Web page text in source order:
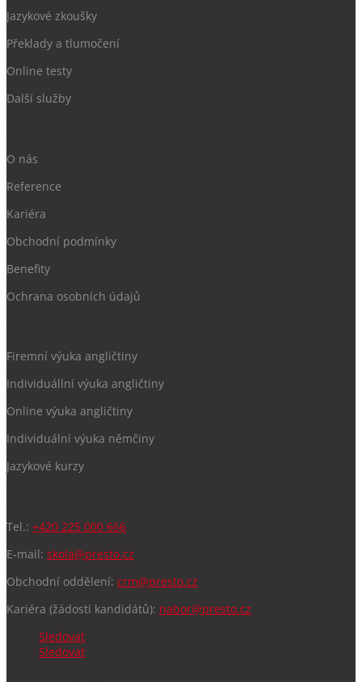
Jazykové zkoušky
Překlady a tlumočení
Online testy
Další služby
O nás
Reference
Kariéra
Obchodní podmínky
Benefity
Ochrana osobních údajů
Firemní výuka angličtiny
Individuállní výuka angličtiny
Online výuka angličtiny
Individuální výuka němčiny
Jazykové kurzy
Tel.: +420 225 000 666
E-mail: skola@presto.cz
Obchodní oddělení: crm@presto.cz
Kariéra (žádosti kandidátů): nabor@presto.cz
Sledovat
Sledovat